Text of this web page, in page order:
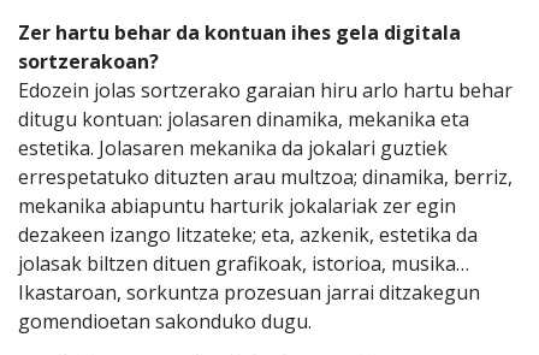
Zer hartu behar da kontuan ihes gela digitala
sortzerakoan?
Edozein jolas sortzerako garaian hiru arlo hartu behar
ditugu kontuan: jolasaren dinamika, mekanika eta
estetika. Jolasaren mekanika da jokalari guztiek
errespetatuko dituzten arau multzoa; dinamika, berriz,
mekanika abiapuntu harturik jokalariak zer egin
dezakeen izango litzateke; eta, azkenik, estetika da
jolasak biltzen dituen grafikoak, istorioa, musika…
Ikastaroan, sorkuntza prozesuan jarrai ditzakegun
gomendioetan sakonduko dugu.